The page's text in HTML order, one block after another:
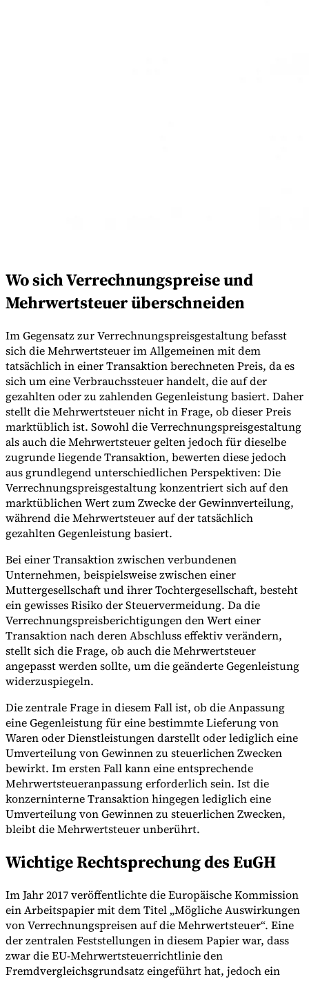
Wo sich Verrechnungspreise und
Mehrwertsteuer überschneiden
Im Gegensatz zur Verrechnungspreisgestaltung befasst
sich die Mehrwertsteuer im Allgemeinen mit dem
tatsächlich in einer Transaktion berechneten Preis, da es
sich um eine Verbrauchssteuer handelt, die auf der
gezahlten oder zu zahlenden Gegenleistung basiert. Daher
stellt die Mehrwertsteuer nicht in Frage, ob dieser Preis
marktüblich ist. Sowohl die Verrechnungspreisgestaltung
als auch die Mehrwertsteuer gelten jedoch für dieselbe
zugrunde liegende Transaktion, bewerten diese jedoch
aus grundlegend unterschiedlichen Perspektiven: Die
Verrechnungspreisgestaltung konzentriert sich auf den
marktüblichen Wert zum Zwecke der Gewinnverteilung,
während die Mehrwertsteuer auf der tatsächlich
gezahlten Gegenleistung basiert.
Bei einer Transaktion zwischen verbundenen
Unternehmen, beispielsweise zwischen einer
Muttergesellschaft und ihrer Tochtergesellschaft, besteht
ein gewisses Risiko der Steuervermeidung. Da die
Verrechnungspreisberichtigungen den Wert einer
Transaktion nach deren Abschluss effektiv verändern,
stellt sich die Frage, ob auch die Mehrwertsteuer
angepasst werden sollte, um die geänderte Gegenleistung
widerzuspiegeln.
Die zentrale Frage in diesem Fall ist, ob die Anpassung
eine Gegenleistung für eine bestimmte Lieferung von
Waren oder Dienstleistungen darstellt oder lediglich eine
Umverteilung von Gewinnen zu steuerlichen Zwecken
bewirkt. Im ersten Fall kann eine entsprechende
Mehrwertsteueranpassung erforderlich sein. Ist die
konzerninterne Transaktion hingegen lediglich eine
Umverteilung von Gewinnen zu steuerlichen Zwecken,
bleibt die Mehrwertsteuer unberührt.
Wichtige Rechtsprechung des EuGH
Im Jahr 2017 veröffentlichte die Europäische Kommission
ein Arbeitspapier mit dem Titel „Mögliche Auswirkungen
von Verrechnungspreisen auf die Mehrwertsteuer“. Eine
der zentralen Feststellungen in diesem Papier war, dass
zwar die EU-Mehrwertsteuerrichtlinie den
Fremdvergleichsgrundsatz eingeführt hat, jedoch ein